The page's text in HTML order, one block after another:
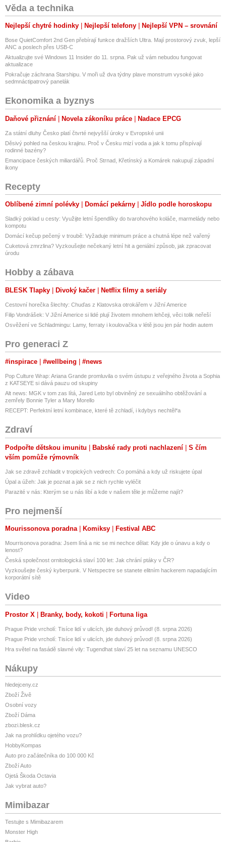
Věda a technika
Nejlepší chytré hodinky Nejlepší telefony Nejlepší VPN – srovnání
Bose QuietComfort 2nd Gen přebírají funkce dražších Ultra. Mají prostorový zvuk, lepší
ANC a poslech přes USB-C
Aktualizujte své Windows 11 Insider do 11. srpna. Pak už vám nebudou fungovat
aktualizace
Pokračuje záchrana Starshipu. V moři už dva týdny plave monstrum vysoké jako
sedmnáctipatrový panelák
Ekonomika a byznys
Daňové přiznání Novela zákoníku práce Nadace EPCG
Za státní dluhy Česko platí čtvrté nejvyšší úroky v Evropské unii
Děsivý pohled na českou krajinu. Proč v Česku mizí voda a jak k tomu přispívají
rodinné bazény?
Emancipace českých miliardářů. Proč Strnad, Křetínský a Komárek nakupují západní
ikony
Recepty
Oblíbené zimní polévky Domácí pekárny Jídlo podle horoskopu
Sladký poklad u cesty: Využijte letní špendlíky do tvarohového koláče, marmelády nebo
kompotu
Domácí kečup pečený v troubě: Vyžaduje minimum práce a chutná lépe než vařený
Cuketová zmrzlina? Vyzkoušejte nečekaný letní hit a geniální způsob, jak zpracovat
úrodu
Hobby a zábava
BLESK Tlapky Divoký kačer Netflix filmy a seriály
Cestovní horečka šlechty: Chuďas z Klatovska otrokářem v Jižní Americe
Filip Vondrášek: V Jižní Americe si lidé plují životem mnohem lehčeji, věci tolik neřeší
Osvěžení ve Schladmingu: Lamy, ferraty i koulovačka v létě jsou jen pár hodin autem
Pro generaci Z
#inspirace #wellbeing #news
Pop Culture Wrap: Ariana Grande promluvila o svém ústupu z veřejného života a Sophia
z KATSEYE si dává pauzu od skupiny
Alt news: MGK v tom zas lítá, Jared Leto byl obviněný ze sexuálního obtěžování a
zemřely Bonnie Tyler a Mary Morello
RECEPT: Perfektní letní kombinace, které tě zchladí, i kdybys nechtěl*a
Zdraví
Podpořte dětskou imunitu Babské rady proti nachlazení
S čím
vším pomůže rýmovník
Jak se zdravě zchladit v tropických vedrech: Co pomáhá a kdy už riskujete úpal
Úpal a úžeh: Jak je poznat a jak se z nich rychle vyléčit
Parazité v nás: Kterým se u nás líbí a kde v našem těle je můžeme najít?
Pro nejmenší
Mourissonova poradna Komiksy Festival ABC
Mourrisonova poradna: Jsem líná a nic se mi nechce dělat: Kdy jde o únavu a kdy o
lenost?
Česká společnost ornitologická slaví 100 let: Jak chrání ptáky v ČR?
Vyzkoušejte český kyberpunk. V Netspectre se stanete elitním hackerem napadajícím
korporátní sítě
Video
Prostor X Branky, body, kokoti Fortuna liga
Prague Pride vrcholí: Tisíce lidí v ulicích, jde duhový průvod! (8. srpna 2026)
Prague Pride vrcholí: Tisíce lidí v ulicích, jde duhový průvod! (8. srpna 2026)
Hra světel na fasádě slavné vily: Tugendhat slaví 25 let na seznamu UNESCO
Nákupy
hledejceny.cz
Zboží Živě
Osobní vozy
Zboží Dáma
zbozi.blesk.cz
Jak na prohlídku ojetého vozu?
HobbyKompas
Auto pro začátečníka do 100 000 Kč
Zboží Auto
Ojetá Škoda Octavia
Jak vybrat auto?
Mimibazar
Testujte s Mimibazarem
Monster High